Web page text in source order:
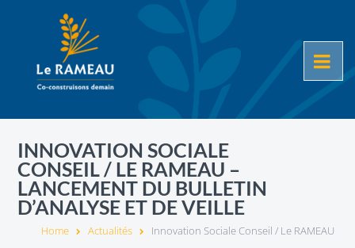
INNOVATION SOCIALE
CONSEIL / LE RAMEAU –
LANCEMENT DU BULLETIN
D’ANALYSE ET DE VEILLE
Home Actualités
Innovation Sociale Conseil / Le RAMEAU